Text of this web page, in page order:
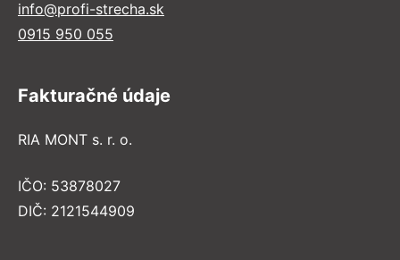
info@profi-strecha.sk
0915 950 055
Fakturačné údaje
RIA MONT s. r. o.
IČO: 53878027
DIČ: 2121544909